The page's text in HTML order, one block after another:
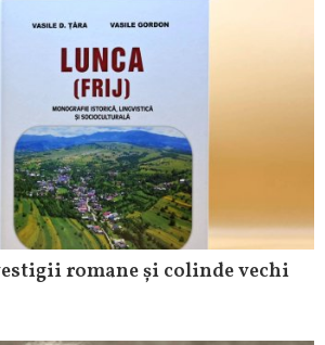
romane și colinde vechi